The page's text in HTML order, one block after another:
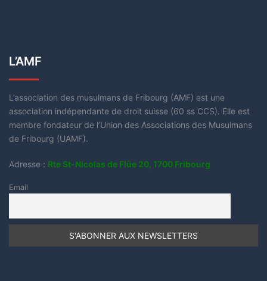
L’AMF
L’association des musulmans de Fribourg (AMF) est une
association indépendante de droit suisse (60 ss CCS). Elle est
membre fondateur de l’Union des Associations des Musulmans
de Fribourg (UAMF).
Adresse : Rte St-Nicolas de Flüe 20, 1700 Fribourg
Email